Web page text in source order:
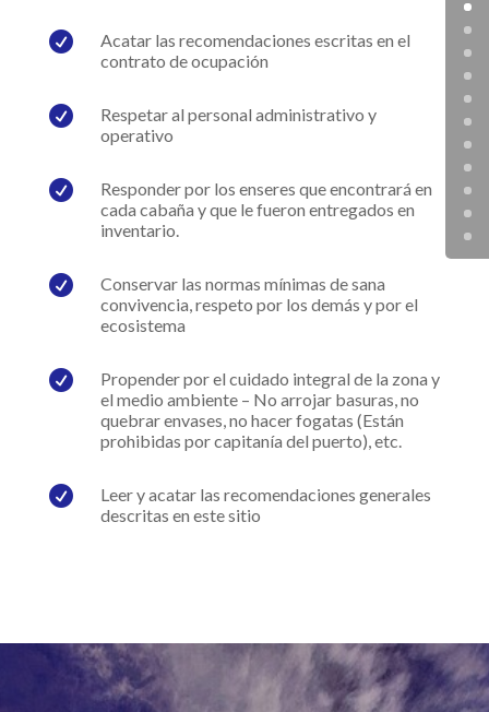

Acatar las recomendaciones escritas en el
contrato de ocupación

Respetar al personal administrativo y
operativo

Responder por los enseres que encontrará en
cada cabaña y que le fueron entregados en
inventario.

Conservar las normas mínimas de sana
convivencia, respeto por los demás y por el
ecosistema

Propender por el cuidado integral de la zona y
el medio ambiente – No arrojar basuras, no
quebrar envases, no hacer fogatas (Están
prohibidas por capitanía del puerto), etc.

Leer y acatar las recomendaciones generales
descritas en este sitio